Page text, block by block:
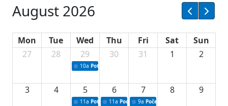
August 2026
Mon Tue Wed Thu Fri Sat
Sun
27
28 29
10a Potpisivanje ugovora sa neprofitnim
30 31 1 2
3 4 5
11a Potpisivanje ugovora o stipendijama za
6
11a Podrška razvoju vodne infrastrukture u
7
9a Početak izgradnje nove
8 9